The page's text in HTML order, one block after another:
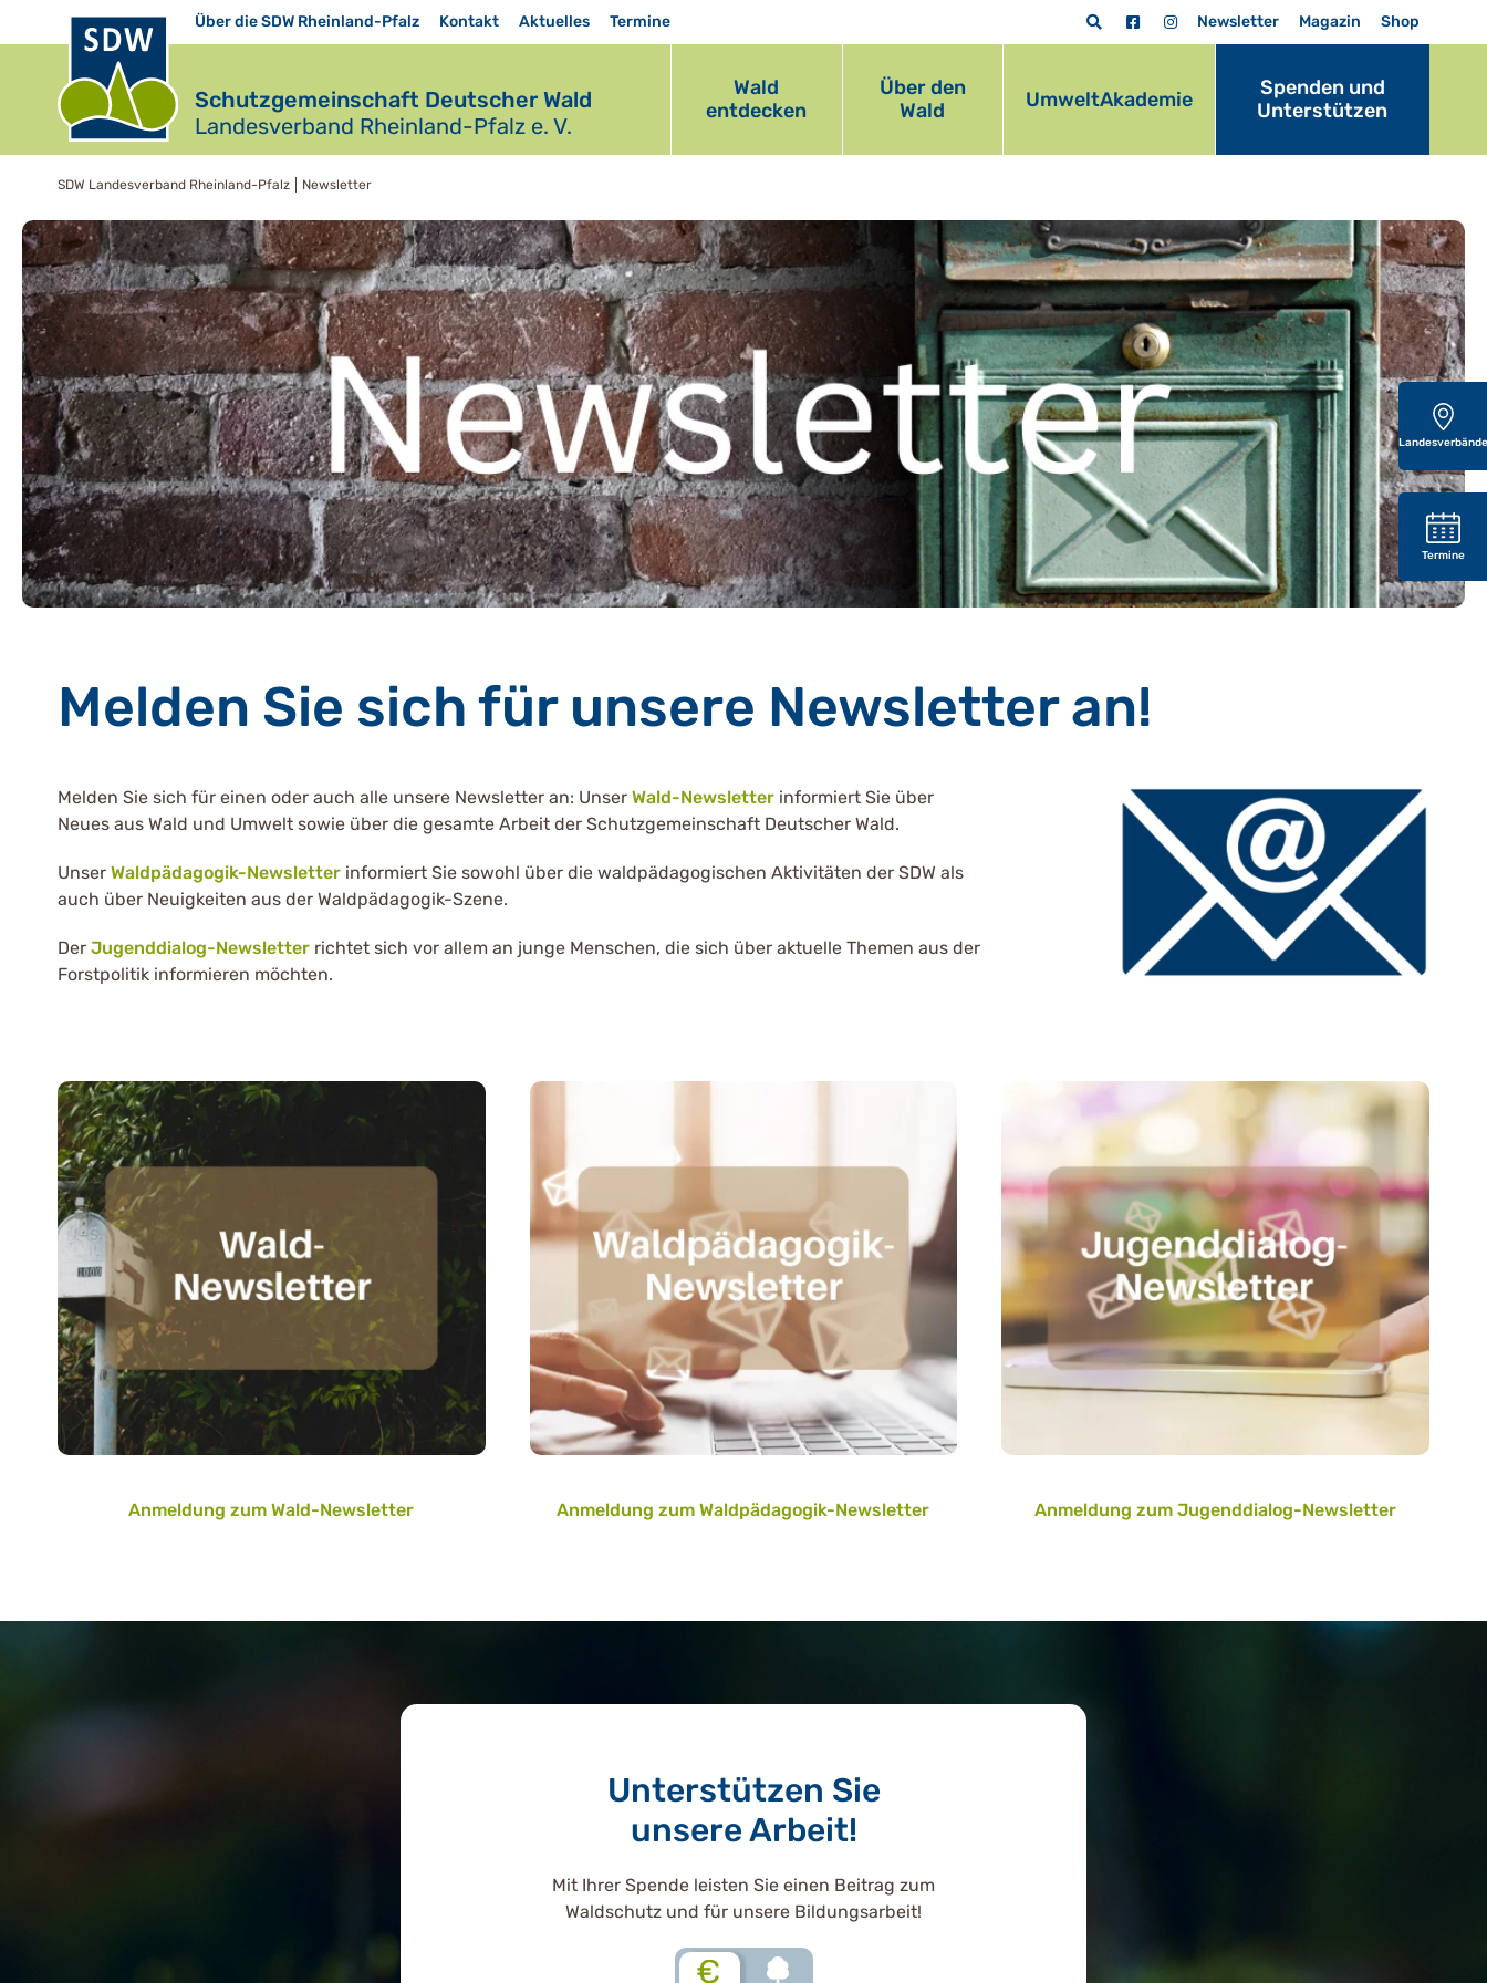
Über die SDW Rheinland-Pfalz Kontakt Aktuelles Termine Newsletter Magazin Shop
Schutzgemeinschaft Deutscher Wald
Landesverband Rheinland-Pfalz e. V.
Wald
entdecken
Über den
Wald
UmweltAkademie
Spenden und
Unterstützen
SDW Landesverband Rheinland-Pfalz Newsletter
Melden Sie sich für unsere Newsletter an!
Melden Sie sich für einen oder auch alle unsere Newsletter an: Unser Wald-Newsletter informiert Sie über
Neues aus Wald und Umwelt sowie über die gesamte Arbeit der Schutzgemeinschaft Deutscher Wald.
Unser Waldpädagogik-Newsletter informiert Sie sowohl über die waldpädagogischen Aktivitäten der SDW als
auch über Neuigkeiten aus der Waldpädagogik-Szene.
Der Jugenddialog-Newsletter richtet sich vor allem an junge Menschen, die sich über aktuelle Themen aus der
Forstpolitik informieren möchten.
Anmeldung zum Wald-Newsletter Anmeldung zum Waldpädagogik-Newsletter Anmeldung zum Jugenddialog-Newsletter
Unterstützen Sie
unsere Arbeit!
Mit Ihrer Spende leisten Sie einen Beitrag zum
Waldschutz und für unsere Bildungsarbeit!
€
Landesverbände
Termine